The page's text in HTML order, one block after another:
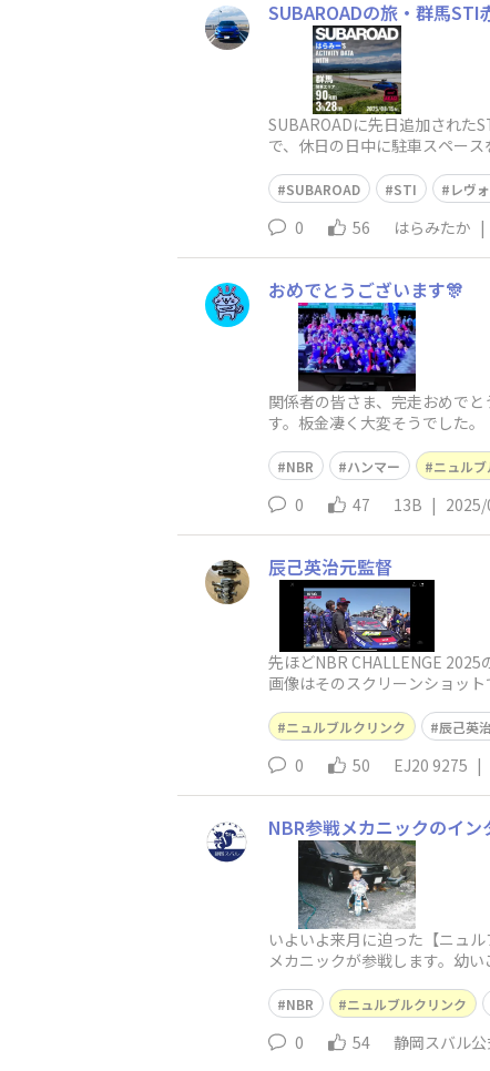
SUBAROADの旅・群馬STI
SUBAROADに先日追加された
で、休日の日中に駐車スペー
SUBAROAD STI レヴ
0 56 はらみたか |
おめでとうございます🎊
関係者の皆さま、完走おめで
す。板金凄く大変そうでした
NBR ハンマー ニュル
0 47 13B |
辰己英治元監督
先ほどNBR CHALLENGE
画像はそのスクリーンショッ
ニュルブルクリンク 辰己英
0 50 EJ20 9275 |
NBR参戦メカニックのイ
いよいよ来月に迫った【ニュ
メカニックが参戦します。幼
NBR ニュルブルクリンク
0 54 静岡スバル